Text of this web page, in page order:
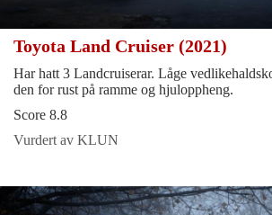
Toyota Land Cruiser (2021)
Har hatt 3 Landcruiserar. Låge
den for rust på ramme og hjuloppheng.
Score 8.8
Vurdert av KLUN